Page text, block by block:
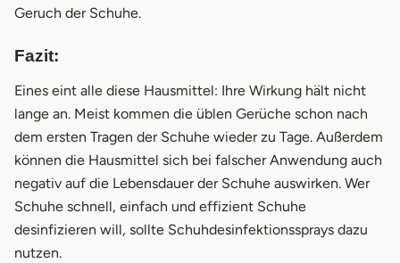
Geruch der Schuhe.
Fazit:
Eines eint alle diese Hausmittel: Ihre Wirkung hält nicht
lange an. Meist kommen die üblen Gerüche schon nach
dem ersten Tragen der Schuhe wieder zu Tage. Außerdem
können die Hausmittel sich bei falscher Anwendung auch
negativ auf die Lebensdauer der Schuhe auswirken. Wer
Schuhe schnell, einfach und effizient Schuhe
desinfizieren will, sollte Schuhdesinfektionssprays dazu
nutzen.